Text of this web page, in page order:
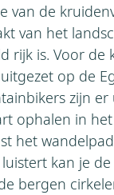
van de
van het
rijk is. Voor de
op de
zijn
ophalen in
het
kan je
bergen